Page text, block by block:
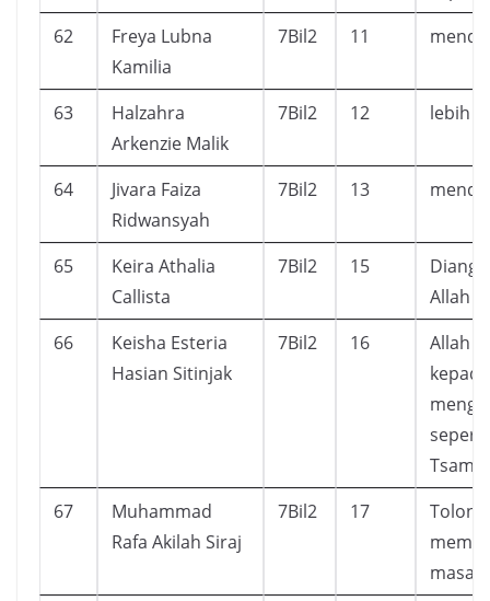
62
Freya Lubna
Kamilia
7Bil2 11
63
Halzahra
Arkenzie Malik
7Bil2 12 lebih
64
Jivara Faiza
Ridwansyah
7Bil2 13
65
Keira Athalia
Callista
7Bil2 15
Allah
66
Keisha Esteria
Hasian Sitinjak
7Bil2 16
Allah
67
Muhammad
Rafa Akilah Siraj
7Bil2 17
masa